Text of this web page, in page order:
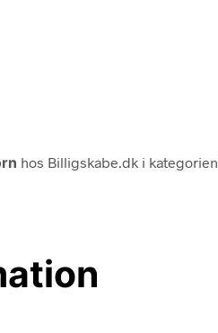
hos Billigskabe.dk i kategorien